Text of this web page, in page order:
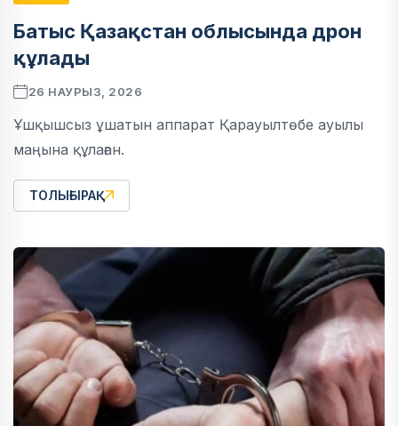
Батыс Қазақстан облысында дрон
құлады
26 НАУРЫЗ, 2026
Ұшқышсыз ұшатын аппарат Қарауылтөбе ауылы
маңына құлаған.
ТОЛЫҒЫРАҚ